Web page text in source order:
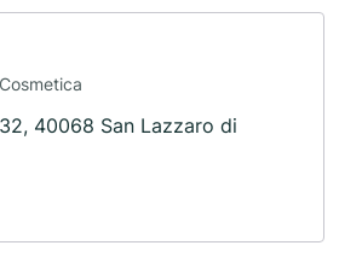
40068 San Lazzaro di